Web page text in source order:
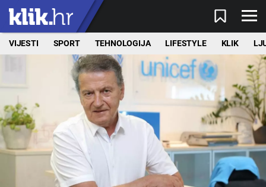
VIJESTI SPORT TEHNOLOGIJA LIFESTYLE KLIK